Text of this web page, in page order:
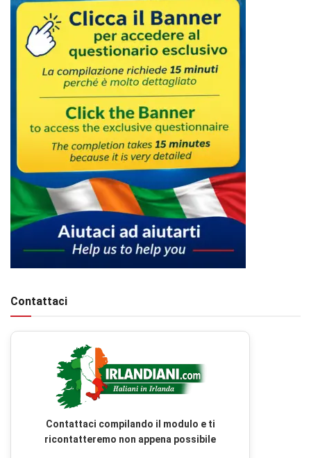
Contattaci
Contattaci compilando il modulo e ti
ricontatteremo non appena possibile